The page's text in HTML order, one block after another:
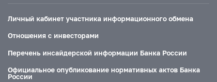
Личный кабинет участника информационного обмена
Отношения с инвесторами
Перечень инсайдерской информации Банка России
Официальное опубликование нормативных актов Банка
России